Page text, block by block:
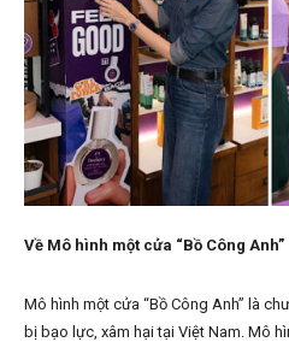
Về Mô hình một cửa “Bồ Công Anh”
Mô hình một cửa “Bồ Công Anh” là
bị bạo lực, xâm hại tại Việt Nam. Mô